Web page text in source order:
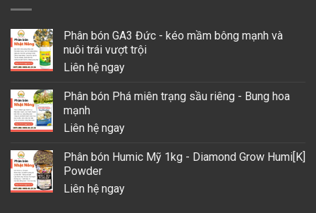
Phân bón GA3 Đức - kéo mầm bông mạnh và
nuôi trái vượt trội
Liên hệ ngay
Phân bón Phá miên trạng sầu riêng - Bung hoa
mạnh
Liên hệ ngay
Phân bón Humic Mỹ 1kg - Diamond Grow Humi[K]
Powder
Liên hệ ngay